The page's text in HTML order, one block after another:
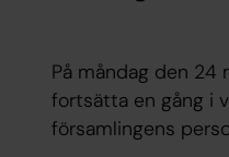
På måndag den 24
fortsätta en gång i
församlingens